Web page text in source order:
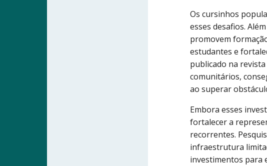
Os cursinhos
esses desafios.
promovem
estudantes e
publicado na
comunitários,
ao superar
Embora esses
fortalecer a
recorrentes.
infraestrutura
investimentos para